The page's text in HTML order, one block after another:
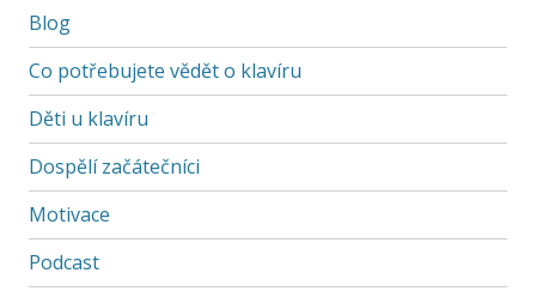
Blog
Co potřebujete vědět o klavíru
Děti u klavíru
Dospělí začátečníci
Motivace
Podcast